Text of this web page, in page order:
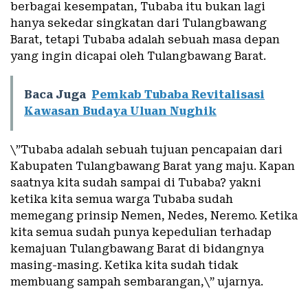
berbagai kesempatan, Tubaba itu bukan lagi
hanya sekedar singkatan dari Tulangbawang
Barat, tetapi Tubaba adalah sebuah masa depan
yang ingin dicapai oleh Tulangbawang Barat.
Baca Juga Pemkab Tubaba Revitalisasi
Kawasan Budaya Uluan Nughik
\”Tubaba adalah sebuah tujuan pencapaian dari
Kabupaten Tulangbawang Barat yang maju. Kapan
saatnya kita sudah sampai di Tubaba? yakni
ketika kita semua warga Tubaba sudah
memegang prinsip Nemen, Nedes, Neremo. Ketika
kita semua sudah punya kepedulian terhadap
kemajuan Tulangbawang Barat di bidangnya
masing-masing. Ketika kita sudah tidak
membuang sampah sembarangan,\” ujarnya.